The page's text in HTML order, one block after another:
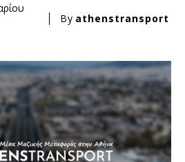
By athenstransport